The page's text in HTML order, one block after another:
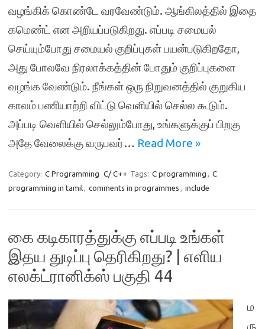
வழங்கிக் கொண்டே வரவேண்டும். ஆங்கிலத்தில் இதை
கமெண்ட் என அறியப்படுகிறது. எப்படி சமையல்
செய்யும்போது சமையல் குறிப்புகள் பயன்படுகிறதோ,
அது போலவே நிரலாக்கத்தின் போதும் குறிப்புகளை
வழங்க வேண்டும். நீங்கள் ஒரு நிறுவனத்தில் குறுகிய
காலம் பணியாற்றி விட்டு வெளியில் செல்ல கூடும்.
அப்படி வெளியில் செல்லும்போது, உங்களுக்குப் பிறகு
அதே வேலைக்கு வருபவர்… Read More »
Category: C Programming C/ C++ Tags: C programming , C
programming in tamil, comments in programmes , include
கை கடிகாரத்துக்கு எப்படி உங்கள்
இதய துடிப்பு தெரிகிறது? | எளிய
எலக்ட்ரானிக்ஸ் பகுதி 44
ம
ரு